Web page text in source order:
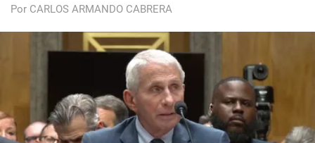
Por CARLOS ARMANDO CABRERA